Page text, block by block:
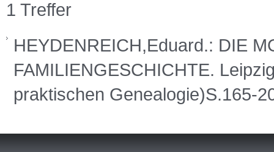
1 Treffer
HEYDENREICH,Eduard.: DIE
FAMILIENGESCHICHTE.
praktischen Genealogie)S.165-